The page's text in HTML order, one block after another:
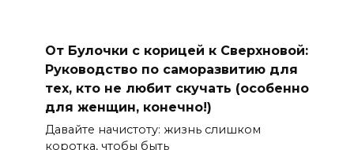
От Булочки с корицей к Сверхновой:
Руководство по саморазвитию для
тех, кто не любит скучать (особенно
для женщин, конечно!)
Давайте начистоту: жизнь слишком
коротка, чтобы быть